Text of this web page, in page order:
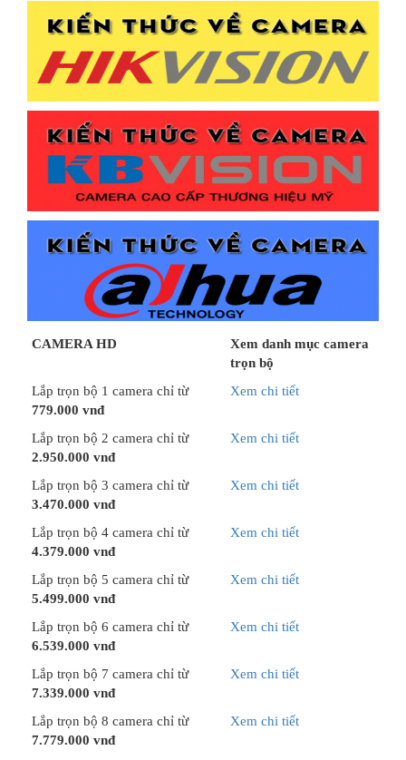
CAMERA HD
Xem danh mục camera
trọn bộ
Lắp trọn bộ 1 camera chỉ từ
779.000 vnđ
Xem chi tiết
Lắp trọn bộ 2 camera chỉ từ
2.950.000 vnđ
Xem chi tiết
Lắp trọn bộ 3 camera chỉ từ
3.470.000 vnđ
Xem chi tiết
Lắp trọn bộ 4 camera chỉ từ
4.379.000 vnđ
Xem chi tiết
Lắp trọn bộ 5 camera chỉ từ
5.499.000 vnđ
Xem chi tiết
Lắp trọn bộ 6 camera chỉ từ
6.539.000 vnđ
Xem chi tiết
Lắp trọn bộ 7 camera chỉ từ
7.339.000 vnđ
Xem chi tiết
Lắp trọn bộ 8 camera chỉ từ
7.779.000 vnđ
Xem chi tiết